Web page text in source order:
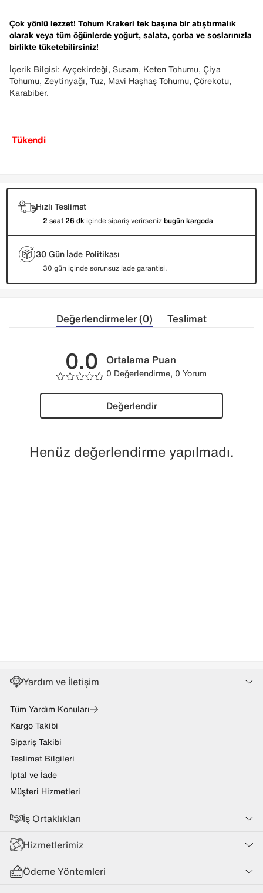
Çok yönlü lezzet! Tohum Krakeri tek başına bir atıştırmalık
olarak veya tüm öğünlerde yoğurt, salata, çorba ve soslarınızla
birlikte tüketebilirsiniz!
İçerik Bilgisi: Ayçekirdeği, Susam, Keten Tohumu, Çiya
Tohumu, Zeytinyağı, Tuz, Mavi Haşhaş Tohumu, Çörekotu,
Karabiber.
Tükendi
Hızlı Teslimat
2 saat 26 dk içinde sipariş verirsenizbugün kargoda
30 Gün İade Politikası
30 gün içinde sorunsuz iade garantisi.
Değerlendirmeler (0) Teslimat
0.0 Ortalama Puan
0 Değerlendirme, 0 Yorum
Değerlendir
Henüz değerlendirme yapılmadı.
Yardım ve İletişim
Tüm Yardım Konuları
Kargo Takibi
Sipariş Takibi
Teslimat Bilgileri
İptal ve İade
Müşteri Hizmetleri
İş Ortaklıkları
Hizmetlerimiz
Ödeme Yöntemleri